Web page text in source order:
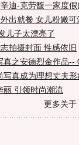
迪-克劳馥一家度假
出就餐 女儿粉嫩可
儿子太漂亮了
拍摄封面 性感依旧
真之安德烈金作品--
真成为理想丈夫形
丽 引领时尚潮流
更多关于